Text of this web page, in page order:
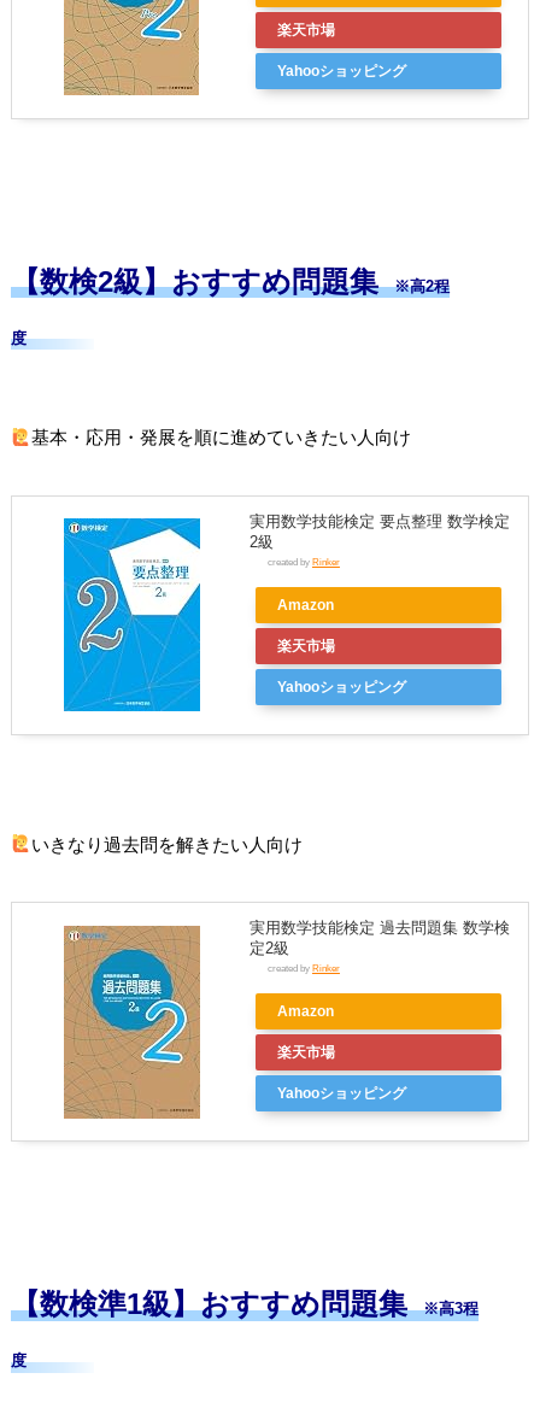
楽天市場
Yahooショッピング
【数検2級】おすすめ問題集※高2程
度
基本・応用・発展を順に進めていきたい人向け
実用数学技能検定 要点整理 数学検定
2級
created by Rinker
Amazon
楽天市場
Yahooショッピング
いきなり過去問を解きたい人向け
実用数学技能検定 過去問題集 数学検
定2級
created by Rinker
Amazon
楽天市場
Yahooショッピング
【数検準1級】おすすめ問題集※高3程
度